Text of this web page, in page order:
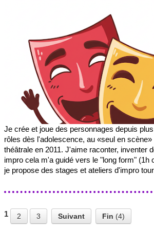
Je crée et joue des personnages depuis
rôles dès l'adolescence, au «seul en scène»
théâtrale en 2011. J'aime raconter, inventer
impro cela m'a guidé vers le "long form" (1h
je propose des stages et ateliers d'impro
1 2 3 Suivant Fin (4)